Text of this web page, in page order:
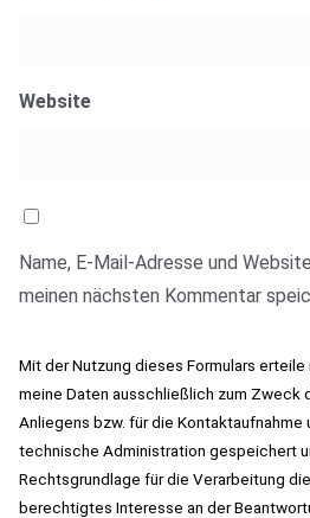
Website
Name, E-Mail-Adresse und
meinen nächsten Kommentar
Mit der Nutzung dieses Formulars
meine Daten ausschließlich zum Zweck
Anliegens bzw. für die Kontaktaufnahme
technische Administration gespeichert
Rechtsgrundlage für die Verarbeitung
berechtigtes Interesse an der